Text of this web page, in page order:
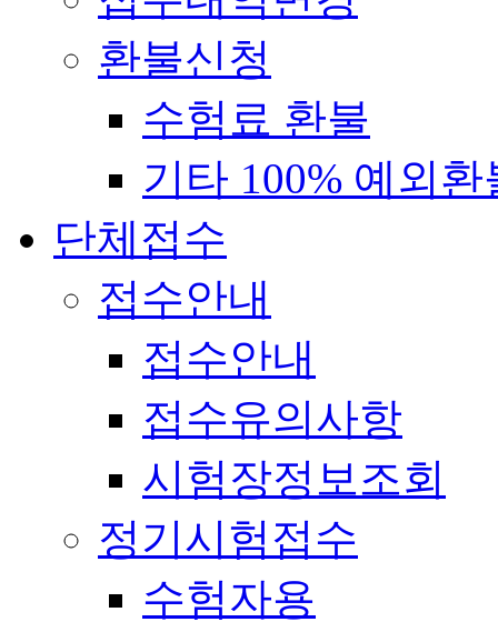
환불신청
수험료 환불
기타 100% 예외환
단체접수
접수안내
접수안내
접수유의사항
시험장정보조회
정기시험접수
수험자용